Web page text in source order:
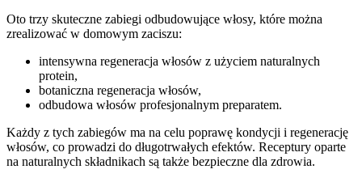
Oto trzy skuteczne zabiegi odbudowujące włosy, które można
zrealizować w domowym zaciszu:
intensywna regeneracja włosów z użyciem naturalnych
protein,
botaniczna regeneracja włosów,
odbudowa włosów profesjonalnym preparatem.
Każdy z tych zabiegów ma na celu poprawę kondycji i regenerację
włosów, co prowadzi do długotrwałych efektów. Receptury oparte
na naturalnych składnikach są także bezpieczne dla zdrowia.